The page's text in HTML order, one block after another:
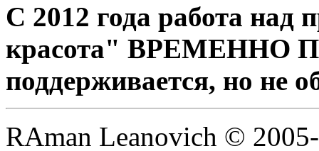
С 2012 года работа над
красота" ВРЕМЕННО
поддерживается, но не
RAman Leanovich ©